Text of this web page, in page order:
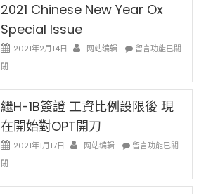
2021 Chinese New Year Ox
Special Issue
2021年2月14日 网站编辑
在
New
Year
Ox
Issue〉
中
留言功能已關
閉
繼H-1B簽證 工資比例設限後 現
在開始對OPT開刀
2021年1月17日 网站编辑
在
1B
留言功能已關
閉